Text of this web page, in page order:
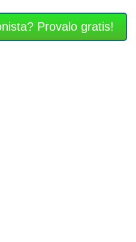
Provalo gratis!